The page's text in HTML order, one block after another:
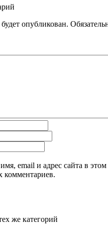
опубликован.
email и адрес сайта в этом
же категорий